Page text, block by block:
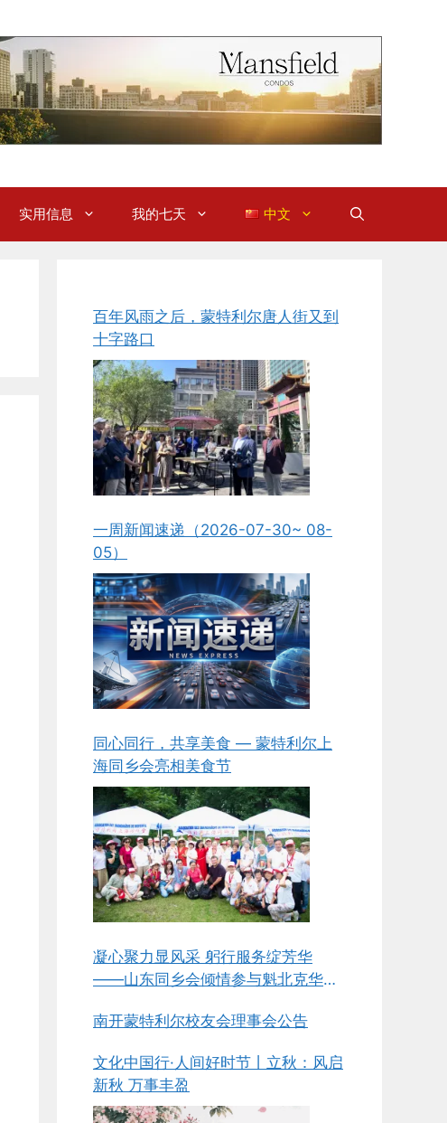
实用信息 我的七天 中文
百年风雨之后，蒙特利尔唐人街又到
十字路口
一周新闻速递（2026-07-30~ 08-
05）
同心同行，共享美食 — 蒙特利尔上
海同乡会亮相美食节
凝心聚力显风采 躬行服务绽芳华
——山东同乡会倾情参与魁北克华人
南开蒙特利尔校友会理事会公告
文化中国行·人间好时节丨立秋：风启
新秋 万事丰盈